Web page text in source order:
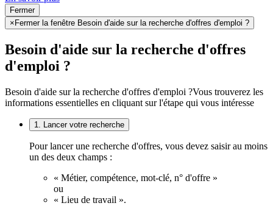
Fermer
× Fermer la fenêtre Besoin d'aide sur la recherche d'offres d'emploi ?
Besoin d'aide sur la recherche d'offres
d'emploi ?
Besoin d'aide sur la recherche d'offres d'emploi ?Vous trouverez les
informations essentielles en cliquant sur l'étape qui vous intéresse
1. Lancer votre recherche
Pour lancer une recherche d'offres, vous devez saisir au moins
un des deux champs :
« Métier, compétence, mot-clé, n° d'offre »
ou
« Lieu de travail ».